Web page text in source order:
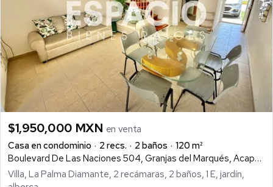
$1,950,000 MXN en venta
Casa en condominio
2 recs. 2 baños
120 m²
Boulevard De Las Naciones 504, Granjas del Marqués, Acapulco de Juárez
Villa, La Palma Diamante, 2 recámaras, 2 baños, 1 E, jardín,